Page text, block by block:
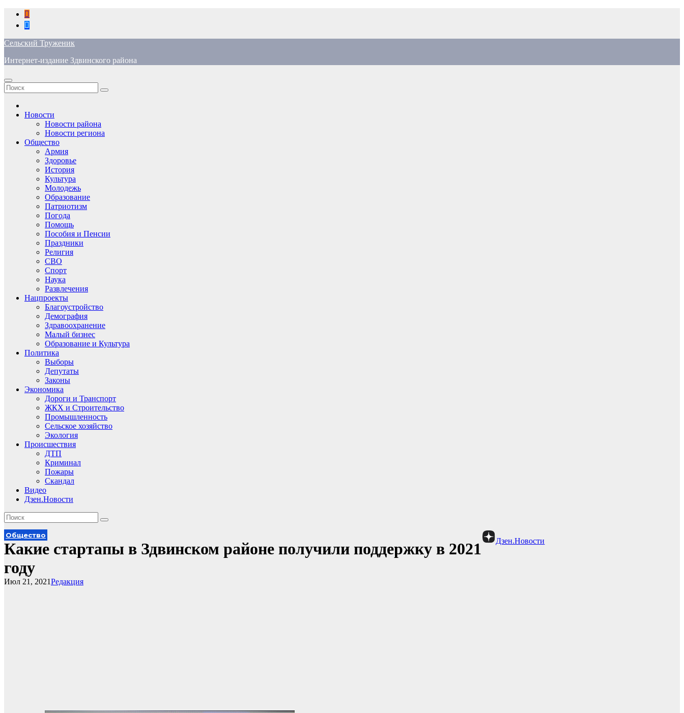
Перейти
содержимому
Сельский Труженик
Интернет-издание Здвинского района
Новости
Новости района
Новости региона
Общество
Армия
Здоровье
История
Культура
Молодежь
Образование
Патриотизм
Погода
Помощь
Пособия и Пенсии
Праздники
Религия
СВО
Спорт
Наука
Развлечения
Нацпроекты
Благоустройство
Демография
Здравоохранение
Малый бизнес
Образование и Культура
Политика
Выборы
Депутаты
Законы
Экономика
Дороги и Транспорт
ЖКХ и Строительство
Промышленность
Сельское хозяйство
Экология
Происшествия
ДТП
Криминал
Пожары
Скандал
Видео
Дзен.Новости
Дзен.Новости
Общество
Какие стартапы в Здвинском районе получили поддержку в 2021
году
Редакция
Июл 21, 2021